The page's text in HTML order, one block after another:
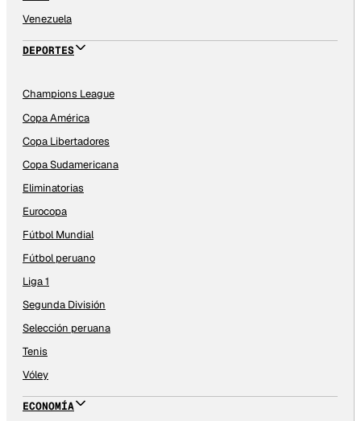
Venezuela
DEPORTES
Champions League
Copa América
Copa Libertadores
Copa Sudamericana
Eliminatorias
Eurocopa
Fútbol Mundial
Fútbol peruano
Liga 1
Segunda División
Selección peruana
Tenis
Vóley
ECONOMÍA